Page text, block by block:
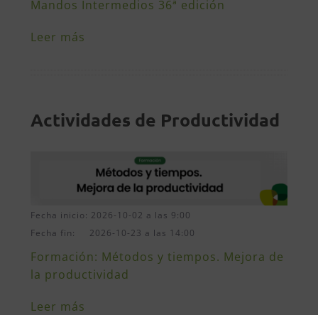
Mandos Intermedios 36ª edición
Leer más
Actividades de Productividad
Fecha inicio: 2026-10-02 a las 9:00
Fecha fin: 2026-10-23 a las 14:00
Formación: Métodos y tiempos. Mejora de
la productividad
Leer más